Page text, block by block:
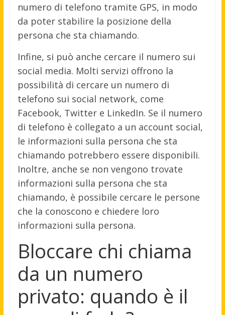
numero di telefono tramite GPS, in modo
da poter stabilire la posizione della
persona che sta chiamando.
Infine, si può anche cercare il numero sui
social media. Molti servizi offrono la
possibilità di cercare un numero di
telefono sui social network, come
Facebook, Twitter e LinkedIn. Se il numero
di telefono è collegato a un account social,
le informazioni sulla persona che sta
chiamando potrebbero essere disponibili.
Inoltre, anche se non vengono trovate
informazioni sulla persona che sta
chiamando, è possibile cercare le persone
che la conoscono e chiedere loro
informazioni sulla persona.
Bloccare chi chiama
da un numero
privato: quando è il